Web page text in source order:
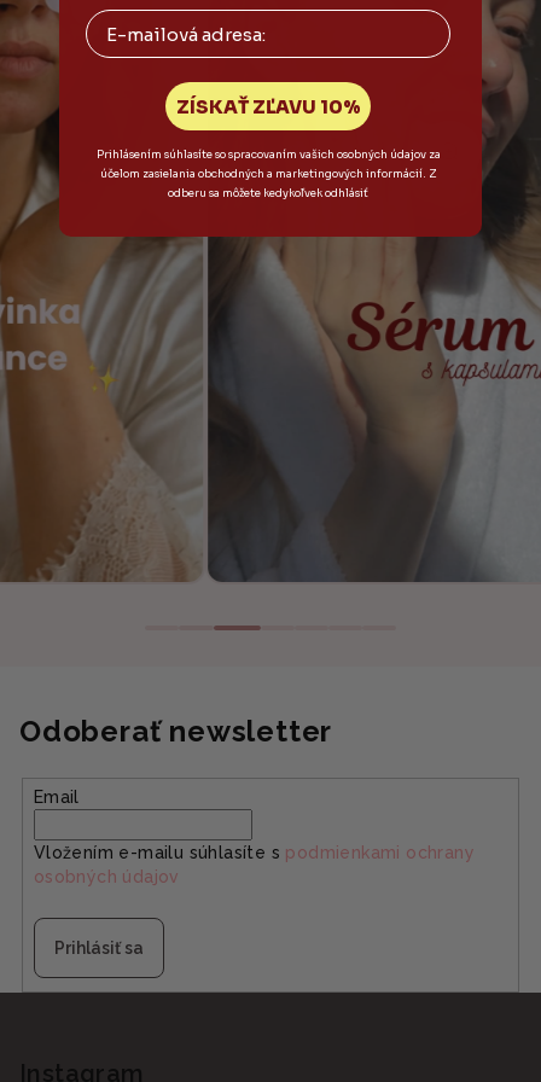
Odoberať newsletter
Email
Vložením e-mailu súhlasíte s podmienkami ochrany
osobných údajov
Prihlásiť sa
Instagram
Email
ZÍSKAŤ ZĽAVU 10%
Prihlásením súhlasíte so spracovaním vašich osobných údajov za
účelom zasielania obchodných a marketingových informácií. Z
odberu sa môžete kedykoľvek odhlásiť